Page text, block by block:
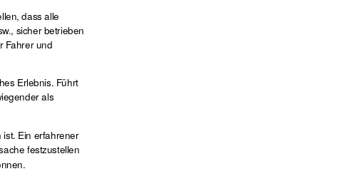
dass alle
sicher betrieben
Fahrer und
Erlebnis. Führt
als
Ein erfahrener
festzustellen